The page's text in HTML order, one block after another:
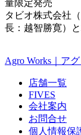
量限定発売
タビオ株式会社
長：越智勝寛）
Agro Works｜ア
店舗一覧
FIVES
会社案内
お問合せ
個人情報保